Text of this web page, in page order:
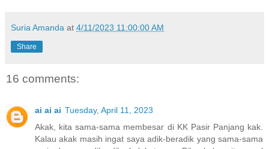
Suria Amanda at 4/11/2023 11:00:00 AM
Share
16 comments:
ai ai ai Tuesday, April 11, 2023
Akak, kita sama-sama membesar di KK Pasir Panjang kak.
Kalau akak masih ingat saya adik-beradik yang sama-sama